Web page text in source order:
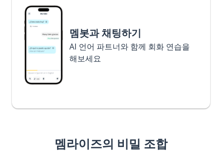
멤봇과 채팅하기
AI 언어 파트너와 함께 회화 연습을
해보세요
멤라이즈의 비밀 조합